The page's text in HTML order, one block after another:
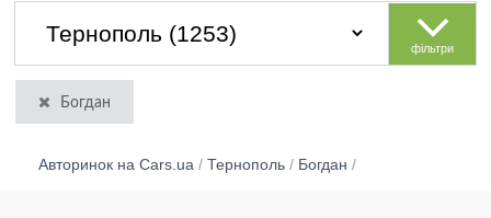
фільтри
Богдан
Авторинок на Cars.ua / Тернополь / Богдан /